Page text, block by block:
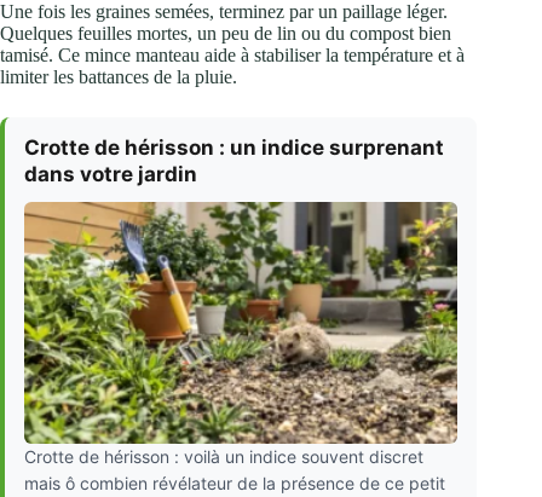
Une fois les graines semées, terminez par un paillage léger.
Quelques feuilles mortes, un peu de lin ou du compost bien
tamisé. Ce mince manteau aide à stabiliser la température et à
limiter les battances de la pluie.
Crotte de hérisson : un indice surprenant
dans votre jardin
Crotte de hérisson : voilà un indice souvent discret
mais ô combien révélateur de la présence de ce petit